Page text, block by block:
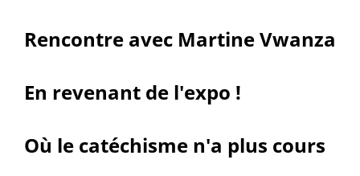
Rencontre avec Martine Vwanza
En revenant de l'expo !
Où le catéchisme n'a plus cours